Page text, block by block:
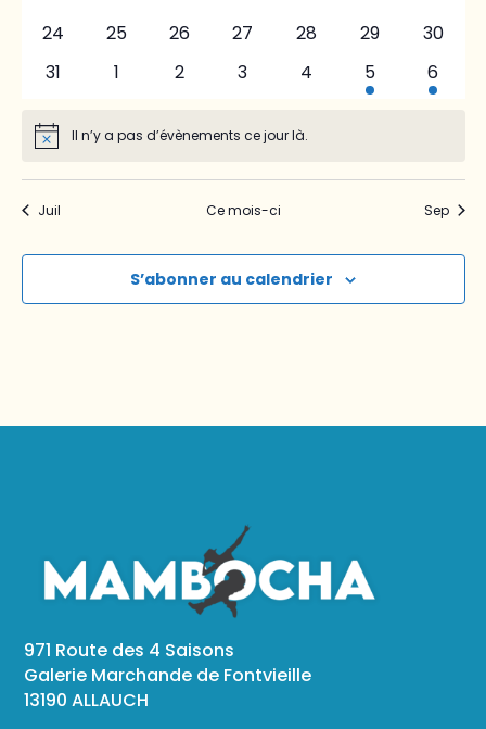
0
24
0
25
0
26
0
27
0
28
0
29
0
30
0
31
01
0
2
0
3
0
évènements
4
1
évènement
5
16
NoticeIl n’y a pas d’évènements ce jour là.
Juil Ce mois-ci Sep
S’abonner au calendrier
971 Route des 4 Saisons
Galerie Marchande de Fontvieille
13190 ALLAUCH